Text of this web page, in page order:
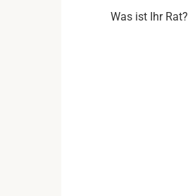
Was ist Ihr Rat?